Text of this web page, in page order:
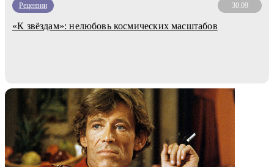
Рецензии 30.09
«К звёздам»: нелюбовь космических масштабов